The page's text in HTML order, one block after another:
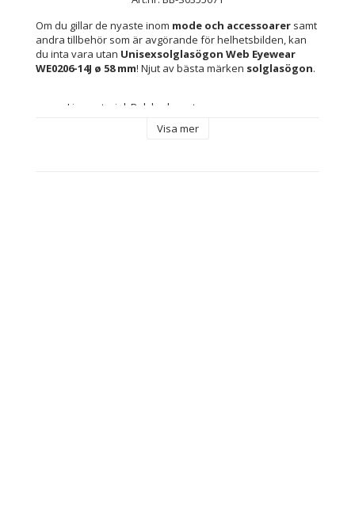
Om du gillar de nyaste inom mode och accessoarer samt
andra tillbehör som är avgörande för helhetsbilden, kan
du inta vara utan Unisexsolglasögon Web Eyewear
WE0206-14J ø 58 mm! Njut av bästa märken solglasögon.
Linsmaterial: Polykarbonater
Skydd: Skyddar mot 100 % av UV-strålarna (UV400)
Visa mer